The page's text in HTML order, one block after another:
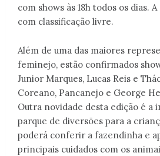
com shows às 18h todos os dias.
com classificação livre.
Além de uma das maiores
feminejo, estão confirmados
Junior Marques, Lucas Reis e
Coreano, Pancanejo e George
Outra novidade desta edição é a
parque de diversões para a
poderá conferir a fazendinha e
principais cuidados com os